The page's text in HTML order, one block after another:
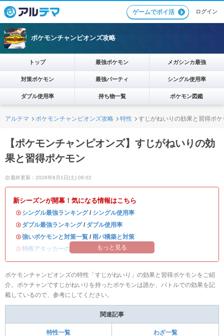
ゲームでポイ活 ログイン
ポケモンチャンピオンズ攻略
トップ 最強ポケモン メガシンカ最強
対策ポケモン 最強パーティ シングル使用率
ダブル使用率 持ち物一覧 ポケモン図鑑
アルテマ ポケモンチャンピオンズ攻略 特性 すじがねいりの効果と習得ポケ
【ポケモンチャンピオンズ】すじがねいりの効
果と習得ポケモン
最終更新：2026年8月1日(土) 08:02
新シーズンが開幕！気になる情報はこちら
・ シングル最強ランキング/ シングル使用率
・ ダブル最強ランキング/ ダブル使用率
・強いポケモンと対策一覧 / 雨パ構築と対策
・特殊アタッカーのおすすめランキング
もっと見る
ポケモンチャンピオンズの特性「すじがねいり」の効果と習得ポケモンをご紹
介。ポケチャンですじがねいりを持ったポケモンは誰か、バトルでの効果を記
載しているので、参考にしてください。
関連記事
特性一覧 わざ一覧